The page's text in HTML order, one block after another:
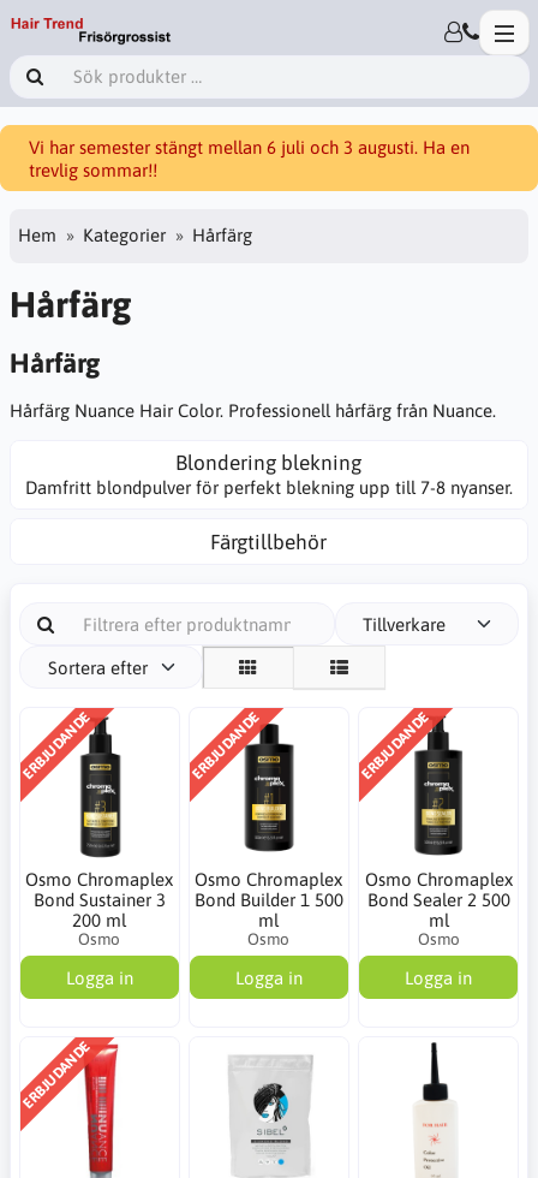
Vi har semester stängt mellan 6 juli och 3 augusti. Ha en
trevlig sommar!!
Hem Kategorier Hårfärg
Hårfärg
Hårfärg
Hårfärg Nuance Hair Color. Professionell hårfärg från Nuance.
Blondering blekning
Damfritt blondpulver för perfekt blekning upp till 7-8 nyanser.
Färgtillbehör
Tillverkare
Sortera efter
ERBJUDANDE
Osmo Chromaplex
Bond Sustainer 3
200 ml
Osmo
Logga in
ERBJUDANDE
Osmo Chromaplex
Bond Builder 1 500
ml
Osmo
Logga in
ERBJUDANDE
Osmo Chromaplex
Bond Sealer 2 500
ml
Osmo
Logga in
ERBJUDANDE